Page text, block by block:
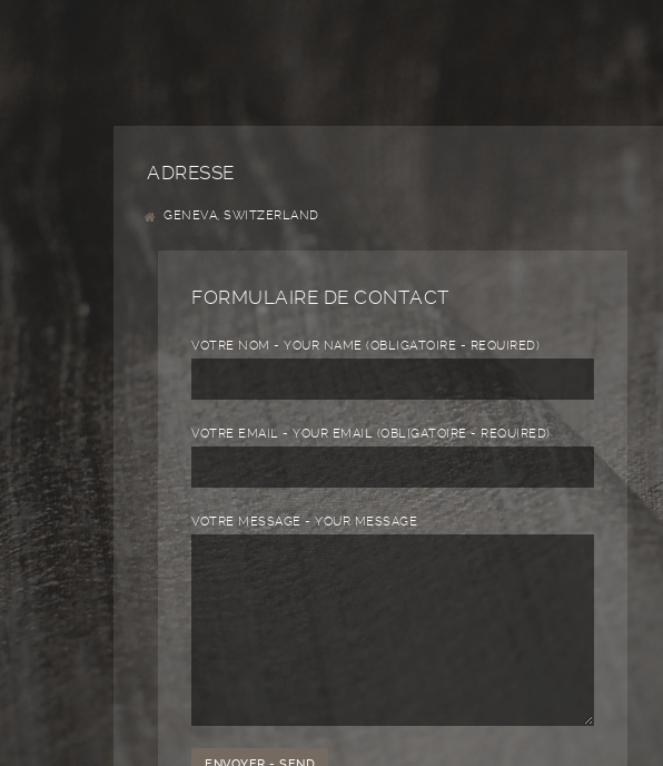
ADRESSE
GENEVA, SWITZERLAND
FORMULAIRE DE CONTACT
VOTRE NOM - YOUR NAME (OBLIGATOIRE - REQUIRED)
VOTRE EMAIL - YOUR EMAIL (OBLIGATOIRE - REQUIRED)
VOTRE MESSAGE - YOUR MESSAGE